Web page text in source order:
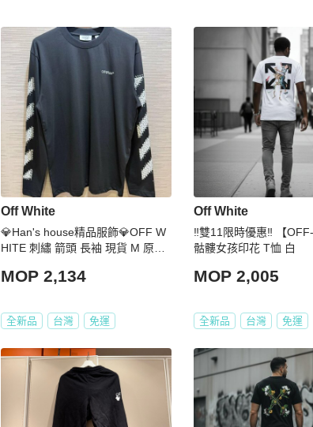
Off White
💎Han's house精品服飾💎OFF W
HITE 刺繡 箭頭 長袖 現貨 M 原價2
MOP 2,134
全新品 台灣 免運
Off White
‼️雙11限時優惠‼️ 【OFF-
骷髏女孩印花 T恤 白
MOP 2,005
全新品 台灣 免運